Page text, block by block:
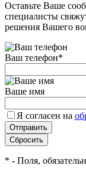
Оставьте Ваше
специалисты
решения Вашего
Ваш телефон*
Ваше имя
Я согласен на
* - Поля,